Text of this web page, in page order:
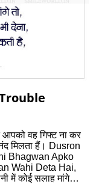
Trouble
आपको वह गिफ्ट ना कर
मिलता हैं। Dusron
Bhagwan Apko
Wahi Deta Hai,
में कोई सलाह मांगे…